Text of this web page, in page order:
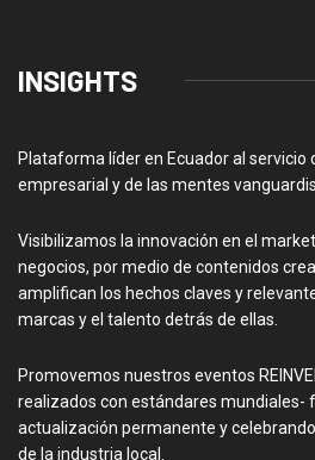
INSIGHTS
Plataforma líder en Ecuador al servicio
empresarial y de las mentes
Visibilizamos la innovación en el
negocios, por medio de contenidos
amplifican los hechos claves y
marcas y el talento detrás de ellas.
Promovemos nuestros eventos
realizados con estándares mundiales-
actualización permanente y
de la industria local.